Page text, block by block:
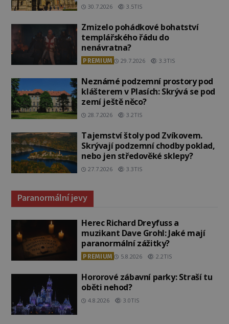
30.7.2026 3.5TIS
Zmizelo pohádkové bohatství
templářského řádu do
nenávratna?
PREMIUM 29.7.2026 3.3TIS
Neznámé podzemní prostory pod
klášterem v Plasích: Skrývá se pod
zemí ještě něco?
28.7.2026 3.2TIS
Tajemství štoly pod Zvíkovem.
Skrývají podzemní chodby poklad,
nebo jen středověké sklepy?
27.7.2026 3.3TIS
Paranormální jevy
Herec Richard Dreyfuss a
muzikant Dave Grohl: Jaké mají
paranormální zážitky?
PREMIUM 5.8.2026 2.2TIS
Hororové zábavní parky: Straší tu
oběti nehod?
4.8.2026 3.0TIS